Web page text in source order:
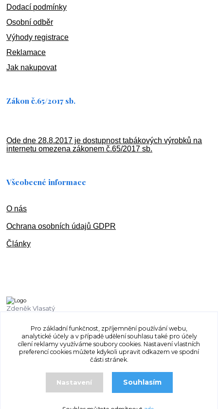
Dodací podmínky
Osobní odběr
Výhody registrace
Reklamace
Jak nakupovat
Zákon č.65/2017 sb.
Ode dne 28.8.2017 je dostupnost tabákových výrobků na
internetu omezena zákonem č.65/2017 sb.
Všeobecné informace
O nás
Ochrana osobních údajů GDPR
Články
Zdeněk Vlasatý
vlasaty.zdenek@centrum.cz
Pro základní funkčnost, zpříjemnění používání webu,
analytické účely a v případě udělení souhlasu také pro účely
cílení reklamy využíváme soubory cookies. Nastavení vlastních
preferencí cookies můžete kdykoli upravit odkazem ve spodní
části stránek.
Nastavení Souhlasím